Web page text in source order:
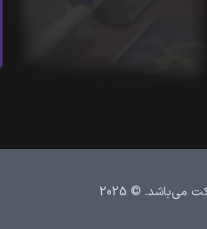
© 2025